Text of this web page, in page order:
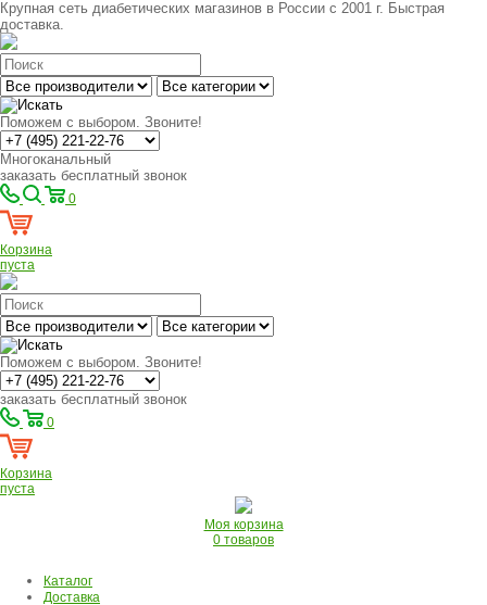
Крупная сеть диабетических магазинов в России с 2001 г. Быстрая
доставка.
Поможем с выбором. Звоните!
Многоканальный
заказать бесплатный звонок
0
Корзина
пуста
Поможем с выбором. Звоните!
заказать бесплатный звонок
0
Корзина
пуста
Моя корзина
0 товаров
Каталог
Доставка